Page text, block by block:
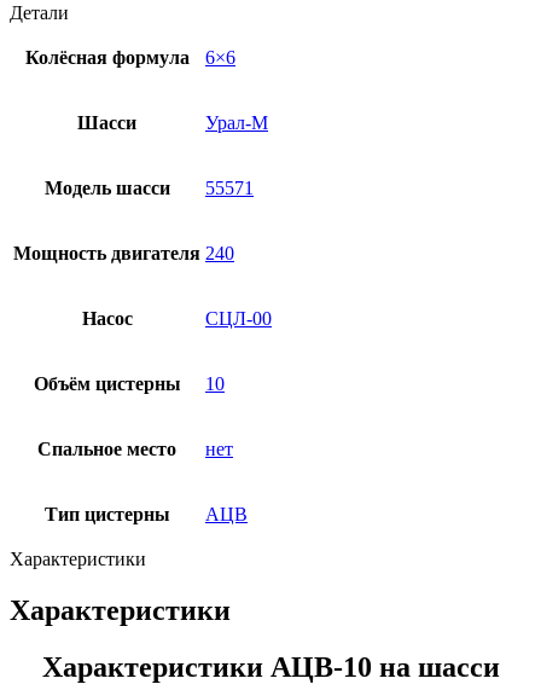
Детали
Колёсная формула 6×6
Шасси Урал-М
Модель шасси 55571
Мощность двигателя 240
Насос СЦЛ-00
Объём цистерны 10
Спальное место нет
Тип цистерны АЦВ
Характеристики
Характеристики
Характеристики АЦВ-10 на шасси